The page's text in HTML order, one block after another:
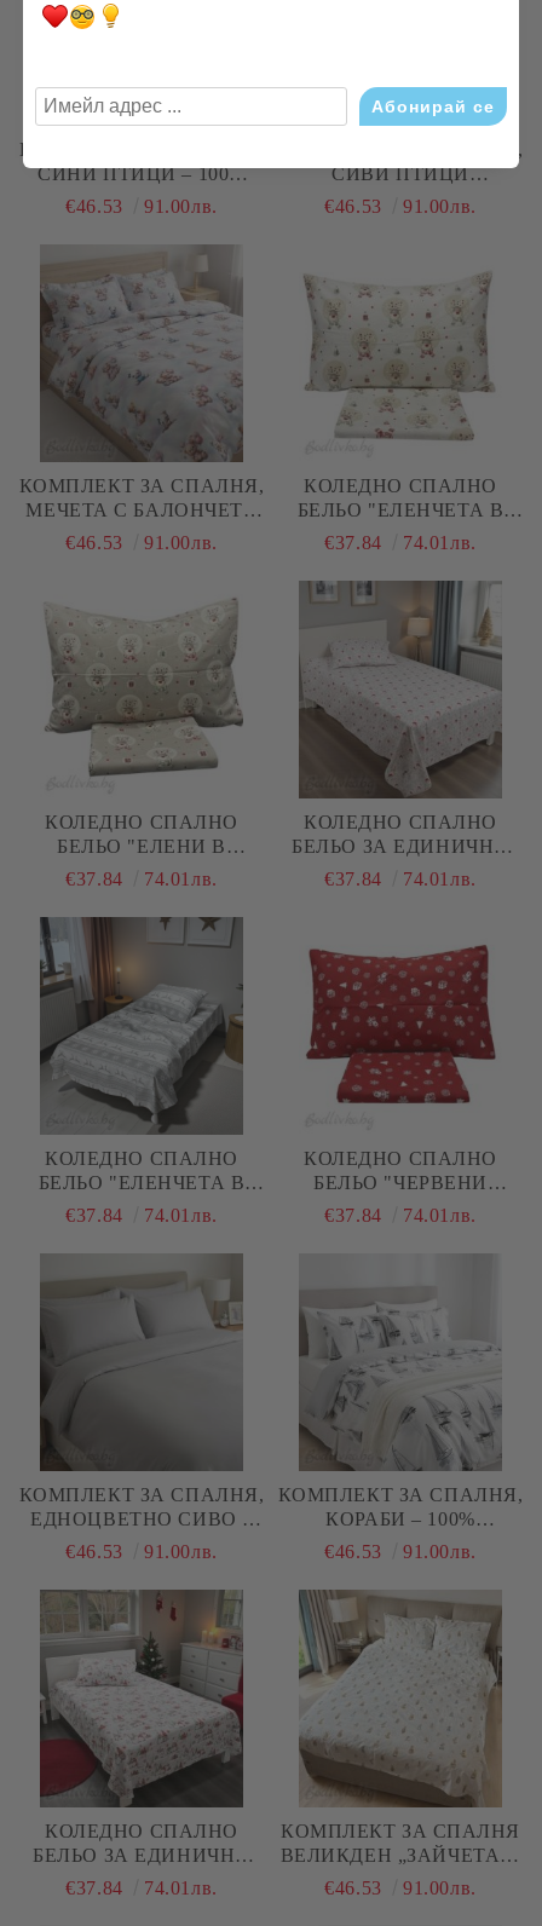
КОМПЛЕКТ ЗА СПАЛНЯ,
СИНИ ПТИЦИ – 100%
НАТУРАЛЕН ПАМУК
€46.53 91.00лв.
КОМПЛЕКТ ЗА СПАЛНЯ,
СИВИ ПТИЦИ
АБСТРАКТ – 100%
€46.53 91.00лв.
КОМПЛЕКТ ЗА СПАЛНЯ,
МЕЧЕТА С БАЛОНЧЕТА
3Д – 100% НАТУРАЛЕН
€46.53 91.00лв.
КОЛЕДНО СПАЛНО
БЕЛЬО "ЕЛЕНЧЕТА В
ТОПКИ- ЕКРЮ", ЗА
НАТУРАЛЕН ПАМУК
(ПОПЛИН), 3 ЧАСТИ
€37.84 74.01лв.
КОЛЕДНО СПАЛНО
БЕЛЬО "ЕЛЕНИ В
ТОПКИ В БЕЖОВО", ЗА
НАТУРАЛЕН ПАМУК
(ПОПЛИН), 3 ЧАСТИ
€37.84 74.01лв.
КОЛЕДНО СПАЛНО
БЕЛЬО ЗА ЕДИНИЧНО
ЛЕГЛО, ЕЛЕНЧЕТА И
(ПОПЛИН), 3 ЧАСТИ
€37.84 74.01лв.
КОЛЕДНО СПАЛНО
БЕЛЬО "ЕЛЕНЧЕТА В
СИВО И БЯЛО", ЗА
НАТУРАЛЕН ПАМУК
(ПОПЛИН), 3 ЧАСТИ
€37.84 74.01лв.
КОЛЕДНО СПАЛНО
БЕЛЬО "ЧЕРВЕНИ
ТОПКИ", ЗА ЕДИНИЧНО
НАТУРАЛЕН ПАМУК
€37.84 74.01лв.
КОМПЛЕКТ ЗА СПАЛНЯ,
ЕДНОЦВЕТНО СИВО –
100% НАТУРАЛЕН
ЧАСТИ
€46.53 91.00лв.
КОМПЛЕКТ ЗА СПАЛНЯ,
КОРАБИ – 100%
НАТУРАЛЕН ПАМУК
€46.53 91.00лв.
КОЛЕДНО СПАЛНО
БЕЛЬО ЗА ЕДИНИЧНО
ЛЕГЛО, КОЛЕДНИ
€37.84 74.01лв.
КОМПЛЕКТ ЗА СПАЛНЯ
ВЕЛИКДЕН „ЗАЙЧЕТА И
МИШКИ“ 2 – 100%
€46.53 91.00лв.